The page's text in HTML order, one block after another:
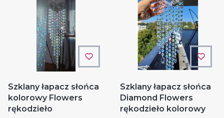
Szklany łapacz słońca
kolorowy Flowers
rękodzieło
Szklany łapacz słońca
Diamond Flowers
rękodzieło kolorowy